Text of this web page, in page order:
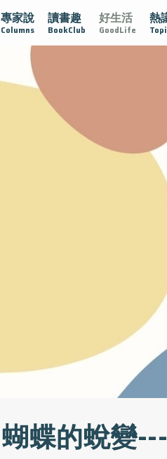
專家說
Columns
讀書趣
BookClub
好生活
GoodLife
熱
認識攝護腺肥大 守護骨骼健康
蝴蝶的蛻變